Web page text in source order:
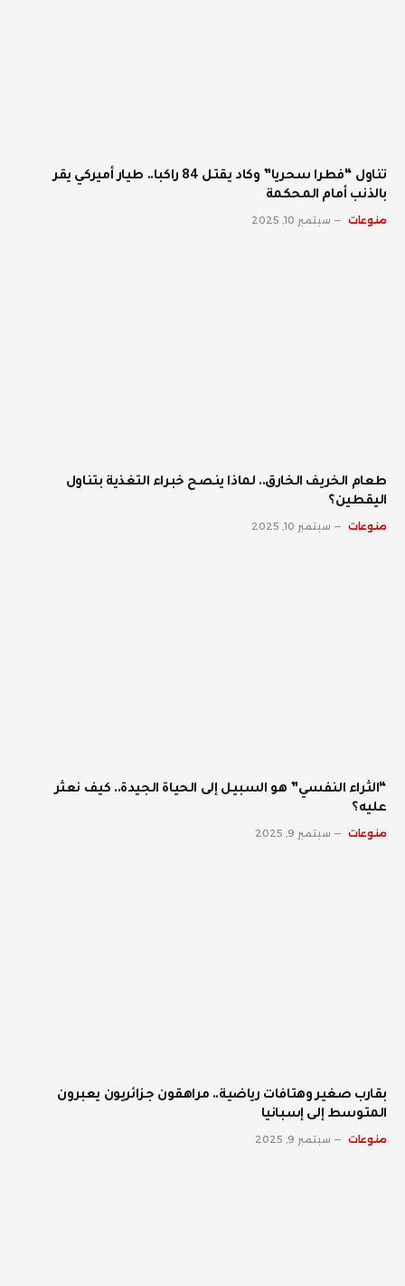
تناول “فطرا سحريا” وكاد يقتل 84 راكبا.. طيار أميركي يقر
بالذنب أمام المحكمة
منوعات سبتمبر 10, 2025
طعام الخريف الخارق.. لماذا ينصح خبراء التغذية بتناول
اليقطين؟
منوعات سبتمبر 10, 2025
“الثراء النفسي” هو السبيل إلى الحياة الجيدة.. كيف نعثر
عليه؟
منوعات سبتمبر 9, 2025
بقارب صغير وهتافات رياضية.. مراهقون جزائريون يعبرون
المتوسط إلى إسبانيا
منوعات سبتمبر 9, 2025